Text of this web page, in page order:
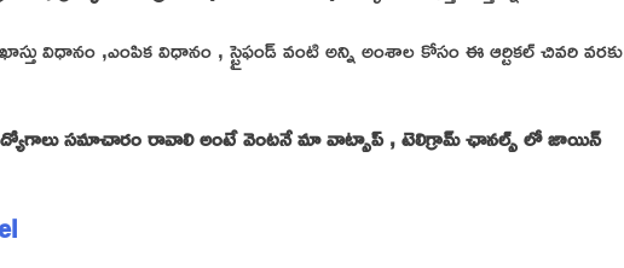
విధానం ,ఎంపిక విధానం , స్టైఫండ్ వంటి అన్ని అంశాల కోసం ఈ ఆర్టికల్ చివరి వరకు
ఉద్యోగాలు సమాచారం రావాలి అంటే వెంటనే మా వాట్సాప్ , టెలిగ్రామ్ ఛానల్స్ లో జాయిన్